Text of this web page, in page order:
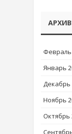
Февраль
Январь
Декабрь
Ноябрь
Октябрь